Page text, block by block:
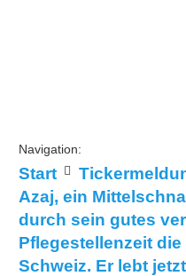
Navigation:
Start
Azaj, ein
durch sein gutes
Pflegestellenzeit
Schweiz. Er lebt